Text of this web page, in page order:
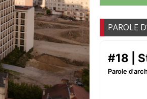
PAROLE